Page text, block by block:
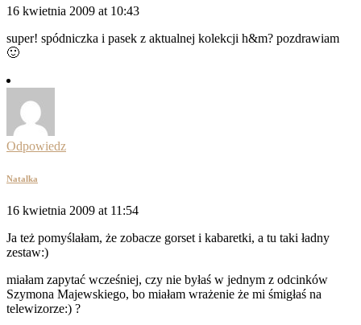
16 kwietnia 2009 at 10:43
super! spódniczka i pasek z aktualnej kolekcji h&m? pozdrawiam
🙂
Odpowiedz
Natalka
16 kwietnia 2009 at 11:54
Ja też pomyślałam, że zobacze gorset i kabaretki, a tu taki ładny
zestaw:)
miałam zapytać wcześniej, czy nie byłaś w jednym z odcinków
Szymona Majewskiego, bo miałam wrażenie że mi śmigłaś na
telewizorze:) ?